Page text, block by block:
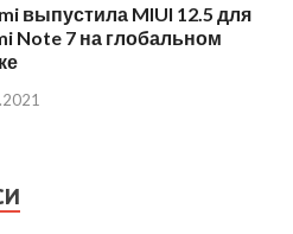
выпустила MIUI 12.5 для
Note 7 на глобальном